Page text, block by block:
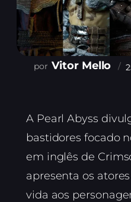
Vitor Mello
A Pearl Abyss
bastidores focado
em inglês de
apresenta os
vida aos